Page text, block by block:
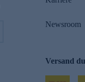
Newsroom
Versand